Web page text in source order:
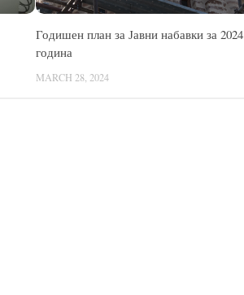
Годишен план за Јавни набавки за 2024
година
MARCH 28, 2024